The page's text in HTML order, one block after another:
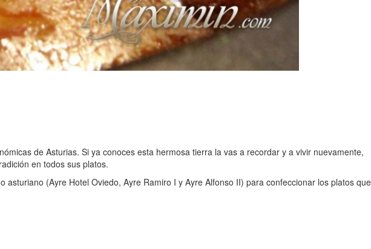
de Asturias. Si ya conoces esta hermosa tierra la vas a recordar y a vivir nuevamente,
en todos sus platos.
(Ayre Hotel Oviedo, Ayre Ramiro I y Ayre Alfonso II) para confeccionar los platos que